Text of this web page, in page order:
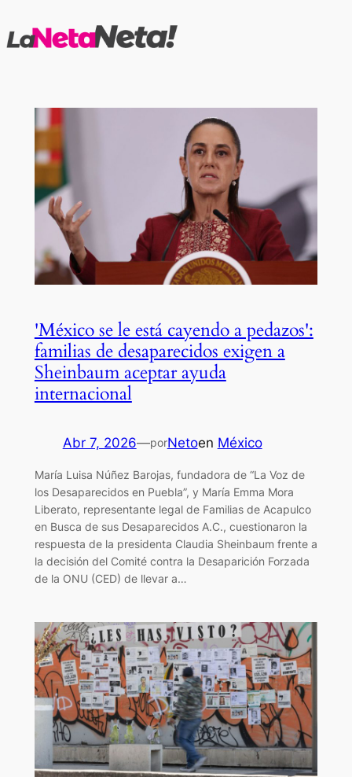
al
'México se le está cayendo a pedazos':
familias de desaparecidos exigen a
Sheinbaum aceptar ayuda
internacional
Abr 7, 2026—porNetoen México
María Luisa Núñez Barojas, fundadora de “La Voz de
los Desaparecidos en Puebla”, y María Emma Mora
Liberato, representante legal de Familias de Acapulco
en Busca de sus Desaparecidos A.C., cuestionaron la
respuesta de la presidenta Claudia Sheinbaum frente a
la decisión del Comité contra la Desaparición Forzada
de la ONU (CED) de llevar a…